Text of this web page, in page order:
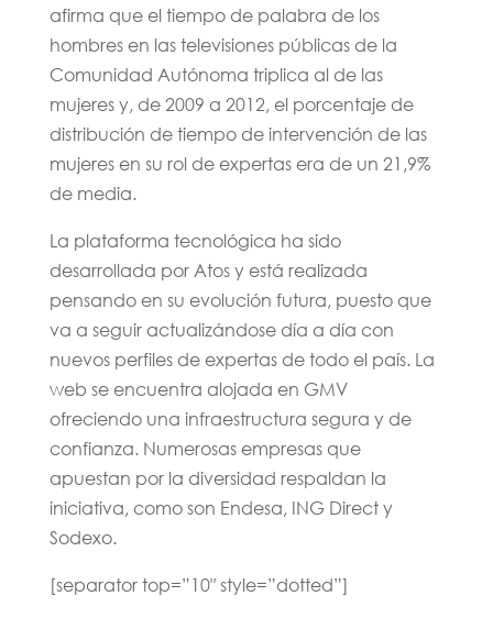
afirma que el tiempo de palabra de los
hombres en las televisiones públicas de la
Comunidad Autónoma triplica al de las
mujeres y, de 2009 a 2012, el porcentaje de
distribución de tiempo de intervención de las
mujeres en su rol de expertas era de un 21,9%
de media.
La plataforma tecnológica ha sido
desarrollada por Atos y está realizada
pensando en su evolución futura, puesto que
va a seguir actualizándose día a día con
nuevos perfiles de expertas de todo el país. La
web se encuentra alojada en GMV
ofreciendo una infraestructura segura y de
confianza. Numerosas empresas que
apuestan por la diversidad respaldan la
iniciativa, como son Endesa, ING Direct y
Sodexo.
[separator top=”10″ style=”dotted”]